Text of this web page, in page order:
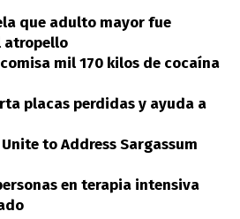
que adulto mayor fue
atropello
mil 170 kilos de cocaína
placas perdidas y ayuda a
to Address Sargassum
en terapia intensiva